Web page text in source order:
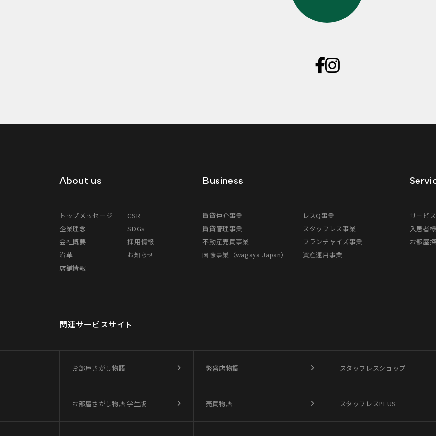
About us
トップメッセージ
企業理念
会社概要
沿革
店舗情報
CSR
SDGs
採用情報
お知らせ
Business
賃貸仲介事業
賃貸管理事業
不動産売買事業
国際事業（wagaya Japan）
レスQ事業
スタッフレス事業
フランチャイズ事業
資産運用事業
サービ
入居者
お部屋
関連サービスサイト
お部屋さがし物語 繁盛店物語 スタッフレスショップ
お部屋さがし物語 学生版 売買物語 スタッフレスPLUS